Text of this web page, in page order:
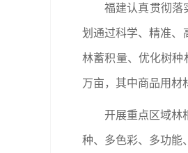
福建认真贯彻落
划通过科学、精准、
林蓄积量、优化树种
万亩，其中商品用材
开展重点区域林
种、多色彩、多功能